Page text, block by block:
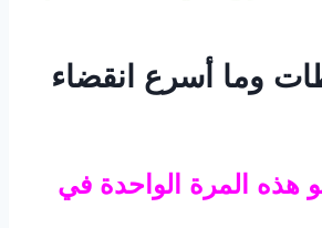
وما أسرع انقضاء
هذه المرة الواحدة في